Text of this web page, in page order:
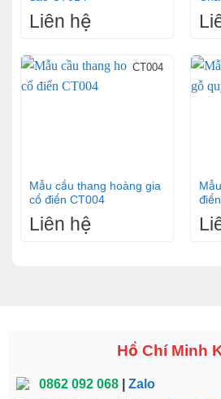
Liên hệ
CT004
Mẫu cầu thang hoàng gia
cổ điển CT004
Liên hệ
Hồ Chí Minh
0862 092 068| Zalo